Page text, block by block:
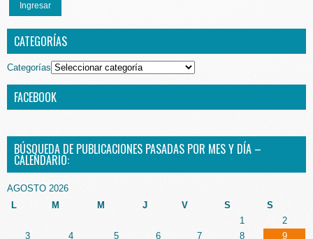
Ingresar
CATEGORÍAS
Categorías
FACEBOOK
BÚSQUEDA DE PUBLICACIONES PASADAS POR MES Y DÍA –
CALENDARIO:
AGOSTO 2026
L
M M J V S S
1
2
3
4 5 6 7 8
9